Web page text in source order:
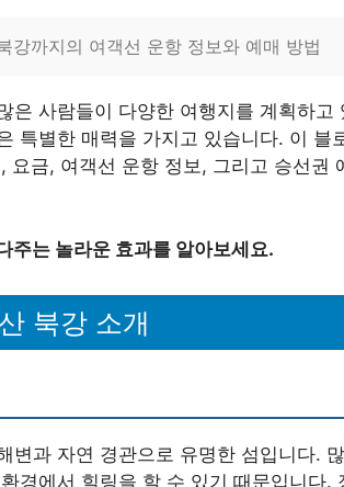
강까지의 여객선 운항 정보와 예매 방법
은 사람들이 다양한 여행지를 계획하
특별한 매력을 가지고 있습니다. 이 블
요금, 여객선 운항 정보, 그리고 승선권
주는 놀라운 효과를 알아보세요.
북강 소개
변과 자연 경관으로 유명한 섬입니다.
경에서 힐링을 할 수 있기 때문입니다.